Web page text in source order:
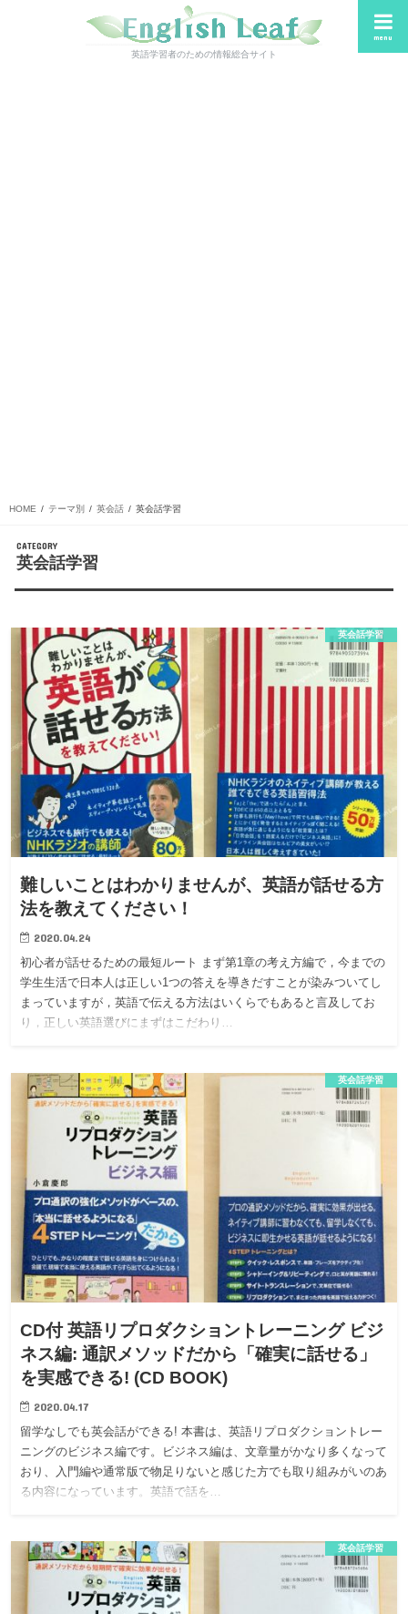
英語学習者のための情報総合サイト
menu
HOME テーマ別 英会話 英会話学習
英会話学習
英会話学習
難しいことはわかりませんが、英語が話せる方
法を教えてください！
2020.04.24
初心者が話せるための最短ルート まず第1章の考え方編で，今までの
学生生活で日本人は正しい1つの答えを導きだすことが染みついてし
まっていますが，英語で伝える方法はいくらでもあると言及してお
り，正しい英語選びにまずはこだわり…
英会話学習
CD付 英語リプロダクショントレーニング ビジ
ネス編: 通訳メソッドだから「確実に話せる」
を実感できる! (CD BOOK)
2020.04.17
留学なしでも英会話ができる! 本書は、英語リプロダクショントレー
ニングのビジネス編です。ビジネス編は、文章量がかなり多くなって
おり、入門編や通常版で物足りないと感じた方でも取り組みがいのあ
る内容になっています。英語で話を…
英会話学習